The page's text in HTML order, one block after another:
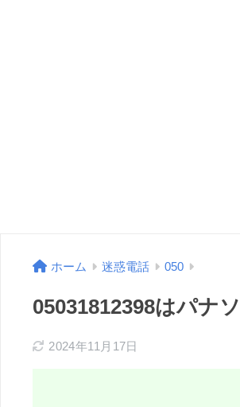
ホーム 迷惑電話 050
05031812398はパナ
2024年11月17日